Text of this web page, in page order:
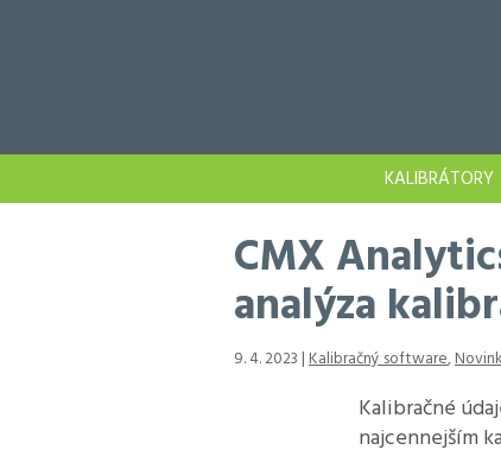
KALIBRÁTORY
CMX
analýza
9. 4. 2023 |Kalibračný software,
Kalibračné
najcennejším